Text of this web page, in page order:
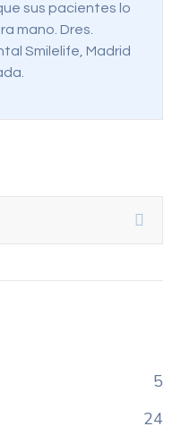
sus pacientes lo
mano. Dres.
Smilelife, Madrid
5
24